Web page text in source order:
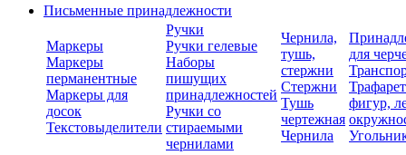
Письменные принадлежности
Маркеры
Маркеры
перманентные
Маркеры для
досок
Текстовыделители
Ручки
Ручки гелевые
Наборы
пишущих
принадлежностей
Ручки со
стираемыми
чернилами
Чернила,
тушь,
стержни
Стержни
Тушь
чертежная
Чернила
для
фигур,